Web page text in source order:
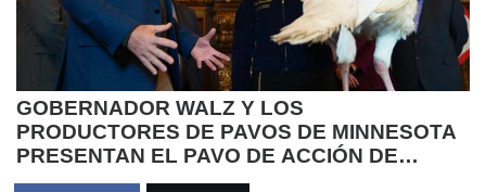
GOBERNADOR WALZ Y LOS
PRODUCTORES DE PAVOS DE MINNESOTA
PRESENTAN EL PAVO DE ACCIÓN DE
GRACIAS DE MINNESOTA